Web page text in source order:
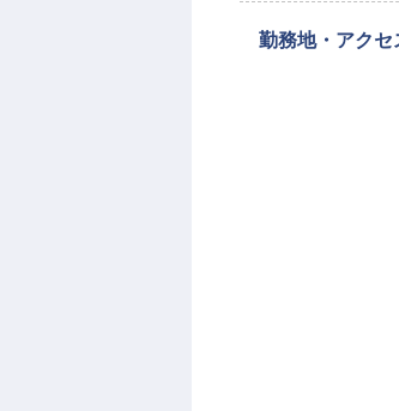
勤務地・アクセ